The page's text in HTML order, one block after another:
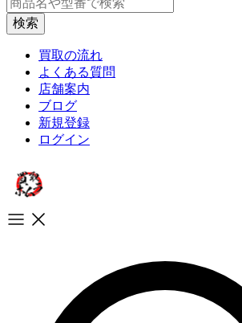
買取の流れ
よくある質問
店舗案内
ブログ
新規登録
ログイン